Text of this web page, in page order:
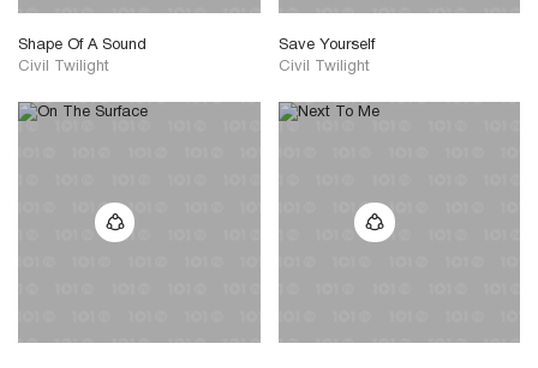
Shape Of A Sound
Civil Twilight
Save Yourself
Civil Twilight